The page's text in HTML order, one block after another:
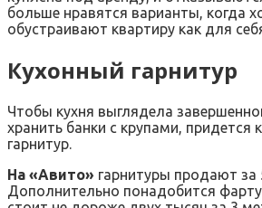
больше нравятся варианты, когда
обустраивают квартиру как для
Кухонный гарнитур
Чтобы кухня выглядела
хранить банки с крупами, придется
гарнитур.
На «Авито» гарнитуры продают
Дополнительно понадобится